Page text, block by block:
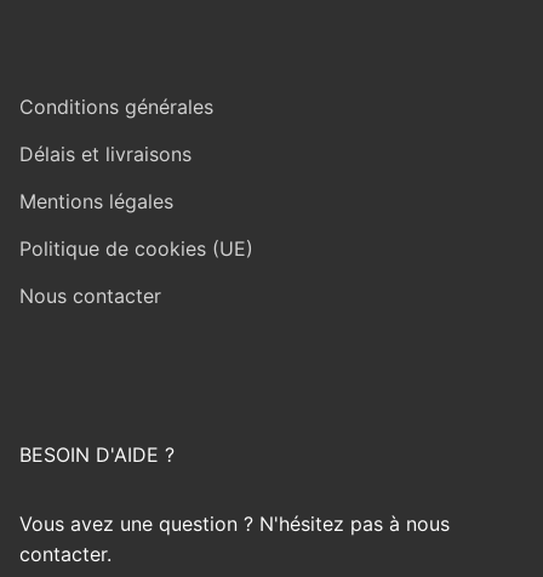
Conditions générales
Délais et livraisons
Mentions légales
Politique de cookies (UE)
Nous contacter
BESOIN D'AIDE ?
Vous avez une question ? N'hésitez pas à nous
contacter.